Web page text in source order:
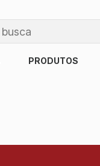
PRODUTOS